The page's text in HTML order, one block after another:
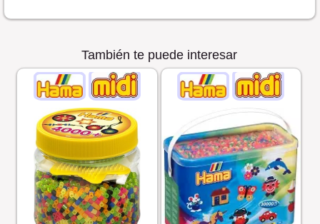
También te puede interesar